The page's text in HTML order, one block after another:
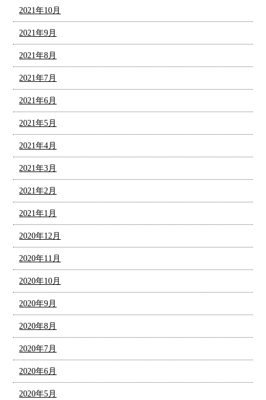
2021年10月
2021年9月
2021年8月
2021年7月
2021年6月
2021年5月
2021年4月
2021年3月
2021年2月
2021年1月
2020年12月
2020年11月
2020年10月
2020年9月
2020年8月
2020年7月
2020年6月
2020年5月